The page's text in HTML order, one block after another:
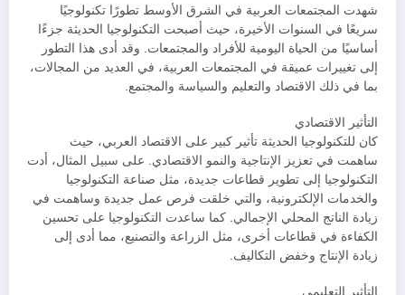
شهدت المجتمعات العربية في الشرق الأوسط تطورًا تكنولوجيًا
سريعًا في السنوات الأخيرة، حيث أصبحت التكنولوجيا الحديثة جزءًا
أساسيًا من الحياة اليومية للأفراد والمجتمعات. وقد أدى هذا التطور
إلى تغييرات عميقة في المجتمعات العربية، في العديد من المجالات،
بما في ذلك الاقتصاد والتعليم والسياسة والمجتمع.
التأثير الاقتصادي
كان للتكنولوجيا الحديثة تأثير كبير على الاقتصاد العربي، حيث
ساهمت في تعزيز الإنتاجية والنمو الاقتصادي. على سبيل المثال، أدت
التكنولوجيا إلى تطوير قطاعات جديدة، مثل صناعة التكنولوجيا
والخدمات الإلكترونية، والتي خلقت فرص عمل جديدة وساهمت في
زيادة الناتج المحلي الإجمالي. كما ساعدت التكنولوجيا على تحسين
الكفاءة في قطاعات أخرى، مثل الزراعة والتصنيع، مما أدى إلى
زيادة الإنتاج وخفض التكاليف.